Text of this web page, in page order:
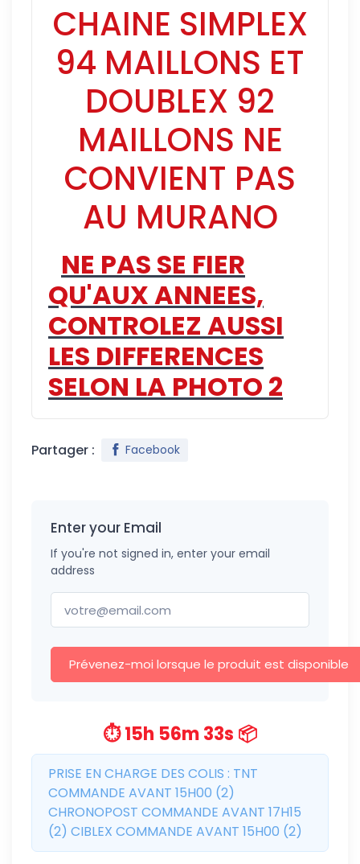
CHAINE SIMPLEX
94 MAILLONS ET
DOUBLEX 92
MAILLONS NE
CONVIENT PAS
AU MURANO
NE PAS SE FIER
QU'AUX ANNEES,
CONTROLEZ AUSSI
LES DIFFERENCES
SELON LA PHOTO 2
Partager : Facebook
Enter your Email
If you're not signed in, enter your email
address
Prévenez-moi lorsque le produit est disponible
⏱️ 15h 56m 33s 📦
PRISE EN CHARGE DES COLIS : TNT
COMMANDE AVANT 15H00 (2)
CHRONOPOST COMMANDE AVANT 17H15
(2) CIBLEX COMMANDE AVANT 15H00 (2)